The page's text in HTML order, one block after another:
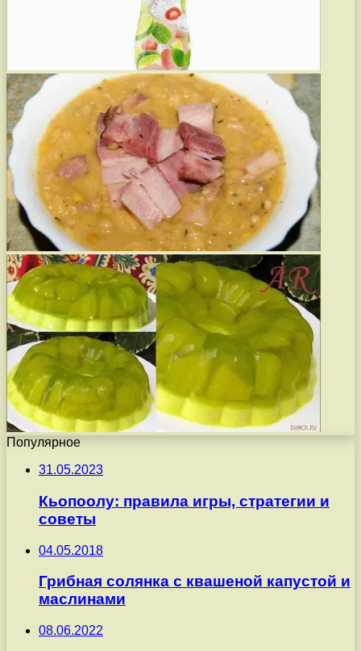
Популярное
31.05.2023
Кьопоолу: правила игры, стратегии и
советы
04.05.2018
Грибная солянка с квашеной капустой и
маслинами
08.06.2022